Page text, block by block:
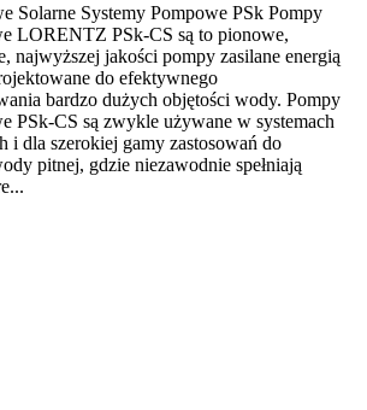
Solarne Systemy Pompowe PSk Pompy
LORENTZ PSk-CS są to pionowe,
najwyższej jakości pompy zasilane energią
do efektywnego
bardzo dużych objętości wody. Pompy
PSk-CS są zwykle używane w systemach
i dla szerokiej gamy zastosowań do
pitnej, gdzie niezawodnie spełniają